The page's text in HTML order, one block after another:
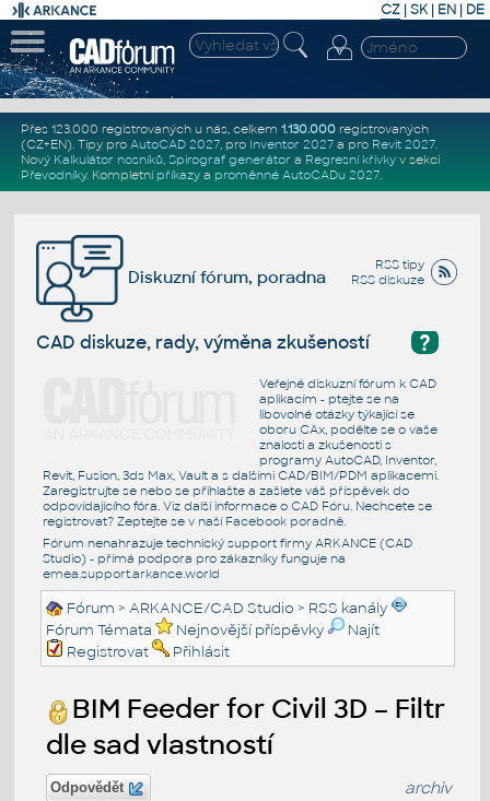
CZ | SK| EN | DE
Přes 123.000 registrovaných u nás, celkem 1.130.000registrovaných
(CZ+EN). Tipy pro AutoCAD 2027, pro Inventor 2027a pro Revit 2027.
Nový Kalkulátor nosníků, Spirograf generátor a Regresní křivkyv sekci
Převodníky. Kompletní příkazya proměnné AutoCADu 2027.
RSS tipy
RSS diskuze
Diskuzní fórum, poradna
?
CAD diskuze, rady, výměna zkušeností
Veřejné diskuzní fórum k CAD
aplikacím - ptejte se na
libovolné otázky týkající se
oboru CAx, podělte se o vaše
znalosti a zkušenosti s
programy AutoCAD, Inventor,
Revit, Fusion, 3ds Max, Vault a s dalšími CAD/BIM/PDM aplikacemi.
Zaregistrujte se nebo se přihlašte a zašlete váš příspěvek do
odpovídajícího fóra. Viz další informace o CAD Fóru. Nechcete se
registrovat? Zeptejte se v naší Facebook poradně.
Fórum nenahrazuje technický support firmy ARKANCE (CAD
Studio) - přímá podpora pro zákazníky funguje na
emea.support.arkance.world
Fórum >ARKANCE/CAD Studio > RSS kanály
Fórum Témata
Nejnovější příspěvky
Najít
Registrovat
Přihlásit
BIM Feeder for Civil 3D – Filtr
dle sad vlastností
Odpovědět archiv